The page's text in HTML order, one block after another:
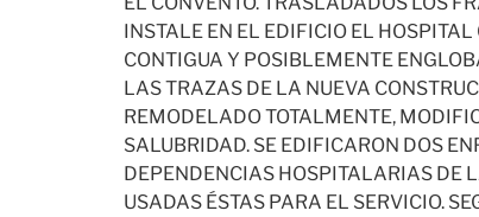
INSTALE EN EL EDIFICIO EL
CONTIGUA Y POSIBLEMENTE
LAS TRAZAS DE LA NUEVA
REMODELADO TOTALMENTE,
SALUBRIDAD. SE EDIFICARON DOS
DEPENDENCIAS HOSPITALARIAS DE
USADAS ÉSTAS PARA EL SERVICIO.